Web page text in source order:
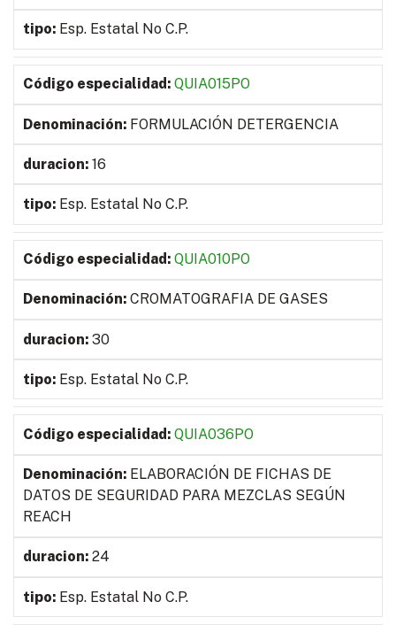
Esp. Estatal No C.P.
QUIA015PO
FORMULACIÓN DETERGENCIA
16
Esp. Estatal No C.P.
QUIA010PO
CROMATOGRAFIA DE GASES
30
Esp. Estatal No C.P.
QUIA036PO
ELABORACIÓN DE FICHAS DE
DATOS DE SEGURIDAD PARA MEZCLAS SEGÚN
REACH
24
Esp. Estatal No C.P.